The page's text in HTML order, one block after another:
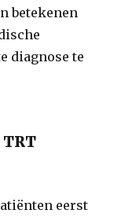
betekenen
diagnose te
eerst